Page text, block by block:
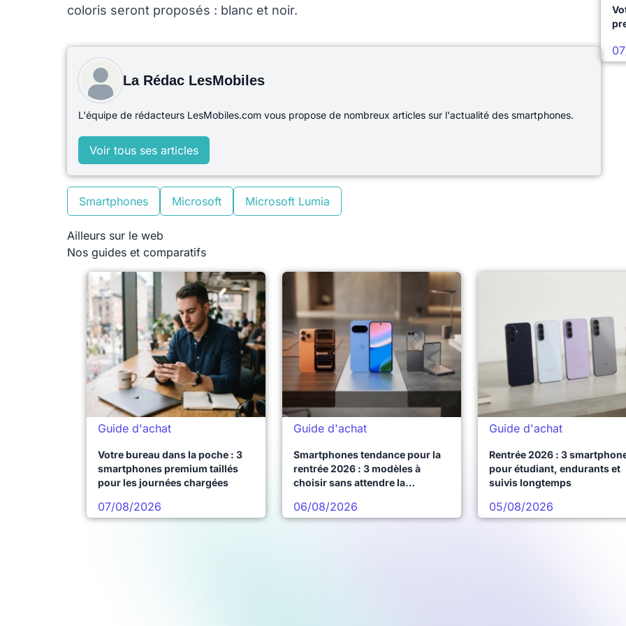
coloris seront proposés : blanc et noir.
La Rédac LesMobiles
L'équipe de rédacteurs LesMobiles.com vous propose de nombreux articles sur l'actualité des smartphones.
Voir tous ses articles
Smartphones Microsoft Microsoft Lumia
Ailleurs sur le web
Nos guides et comparatifs
Guide d'achat
Votre bureau dans la poche : 3
smartphones premium taillés
pour les journées chargées
07/08/2026
Guide d'achat
Smartphones tendance pour la
rentrée 2026 : 3 modèles à
choisir sans attendre la
06/08/2026
Guide d'achat
Rentrée 2026 : 3
pour étudiant, endurants et
suivis longtemps
05/08/2026